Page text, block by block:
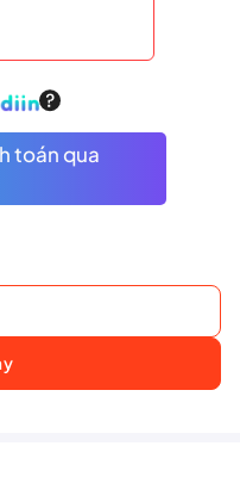
toán qua
8100 số lượng